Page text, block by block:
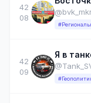
42
08
42
09
Я в